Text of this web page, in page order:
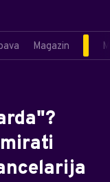
Magazin